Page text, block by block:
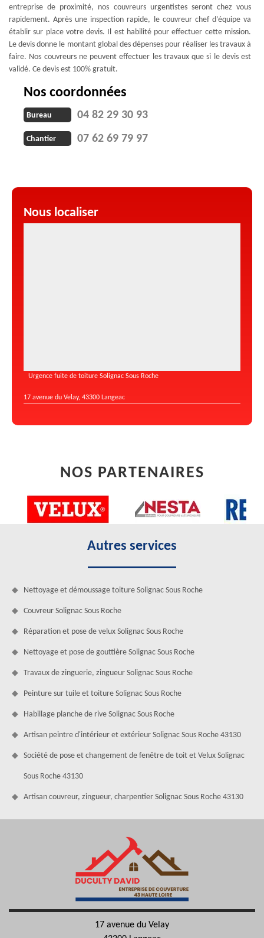
entreprise de proximité, nos couvreurs urgentistes seront chez vous
rapidement. Après une inspection rapide, le couvreur chef d’équipe va
établir sur place votre devis. Il est habilité pour effectuer cette mission.
Le devis donne le montant global des dépenses pour réaliser les travaux à
faire. Nos couvreurs ne peuvent effectuer les travaux que si le devis est
validé. Ce devis est 100% gratuit.
Nos coordonnées
Bureau 04 82 29 30 93
Chantier 07 62 69 79 97
Nous localiser
Urgence fuite de toiture Solignac Sous Roche
17 avenue du Velay, 43300 Langeac
NOS PARTENAIRES
Autres services
Nettoyage et démoussage toiture Solignac Sous Roche
Couvreur Solignac Sous Roche
Réparation et pose de velux Solignac Sous Roche
Nettoyage et pose de gouttière Solignac Sous Roche
Travaux de zinguerie, zingueur Solignac Sous Roche
Peinture sur tuile et toiture Solignac Sous Roche
Habillage planche de rive Solignac Sous Roche
Artisan peintre d'intérieur et extérieur Solignac Sous Roche 43130
Société de pose et changement de fenêtre de toit et Velux Solignac
Sous Roche 43130
Artisan couvreur, zingueur, charpentier Solignac Sous Roche 43130
17 avenue du Velay